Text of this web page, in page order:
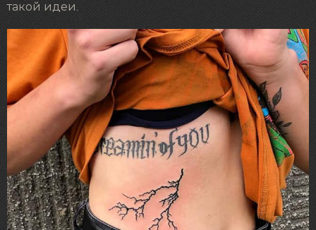
такой идеи.